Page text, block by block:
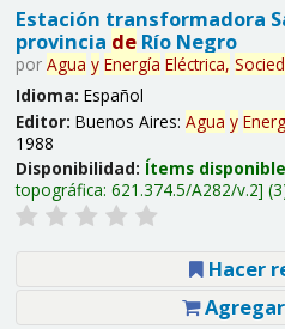
Estación transformadora
provincia deRío Negro
por Agua y Energía Eléctrica,
Idioma: Español
Editor: Buenos Aires: Agua y
1988
Disponibilidad: Ítems
topográfica: 621.374.5/A282/v.2
Hacer